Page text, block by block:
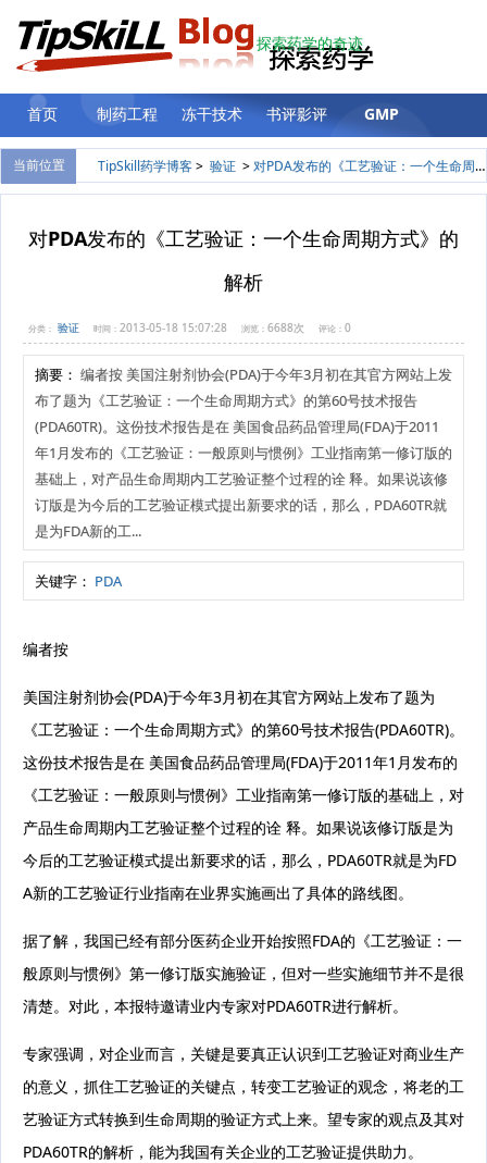
探索药学的奇迹
首页 制药工程 冻干技术 书评影评
GMP
验证
计量 留言板 登录
当前位置 TipSkill药学博客> 验证 >对PDA发布的《工艺验证：一个生命周期方式》的解析
对PDA发布的《工艺验证：一个生命周期方式》的
解析
分类： 验证 时间： 2013-05-18 15:07:28 浏览： 6688次 评论： 0
摘要： 编者按 美国注射剂协会(PDA)于今年3月初在其官方网站上发
布了题为《工艺验证：一个生命周期方式》的第60号技术报告
(PDA60TR)。这份技术报告是在 美国食品药品管理局(FDA)于2011
年1月发布的《工艺验证：一般原则与惯例》工业指南第一修订版的
基础上，对产品生命周期内工艺验证整个过程的诠 释。如果说该修
订版是为今后的工艺验证模式提出新要求的话，那么，PDA60TR就
是为FDA新的工...
关键字： PDA
编者按
美国注射剂协会(PDA)于今年3月初在其官方网站上发布了题为
《工艺验证：一个生命周期方式》的第60号技术报告(PDA60TR)。
这份技术报告是在 美国食品药品管理局(FDA)于2011年1月发布的
《工艺验证：一般原则与惯例》工业指南第一修订版的基础上，对
产品生命周期内工艺验证整个过程的诠 释。如果说该修订版是为
今后的工艺验证模式提出新要求的话，那么，PDA60TR就是为FD
A新的工艺验证行业指南在业界实施画出了具体的路线图。
据了解，我国已经有部分医药企业开始按照FDA的《工艺验证：一
般原则与惯例》第一修订版实施验证，但对一些实施细节并不是很
清楚。对此，本报特邀请业内专家对PDA60TR进行解析。
专家强调，对企业而言，关键是要真正认识到工艺验证对商业生产
的意义，抓住工艺验证的关键点，转变工艺验证的观念，将老的工
艺验证方式转换到生命周期的验证方式上来。望专家的观点及其对
PDA60TR的解析，能为我国有关企业的工艺验证提供助力。